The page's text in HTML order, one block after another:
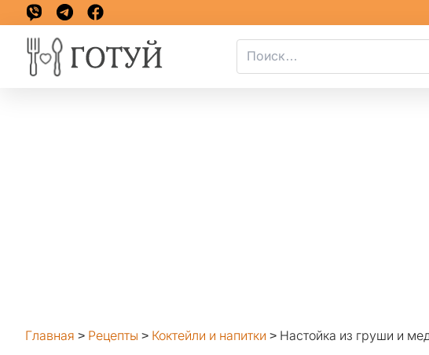
Главная > Рецепты > Коктейли и напитки > Настойка из груши и